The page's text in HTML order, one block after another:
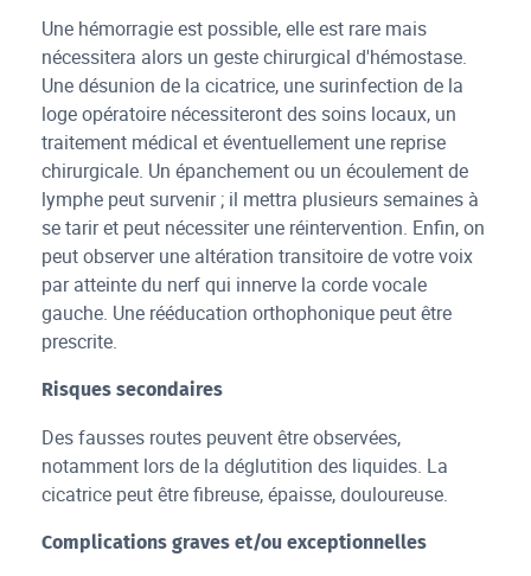
Une hémorragie est possible, elle est rare mais
nécessitera alors un geste chirurgical d'hémostase.
Une désunion de la cicatrice, une surinfection de la
loge opératoire nécessiteront des soins locaux, un
traitement médical et éventuellement une reprise
chirurgicale. Un épanchement ou un écoulement de
lymphe peut survenir ; il mettra plusieurs semaines à
se tarir et peut nécessiter une réintervention. Enfin, on
peut observer une altération transitoire de votre voix
par atteinte du nerf qui innerve la corde vocale
gauche. Une rééducation orthophonique peut être
prescrite.
Risques secondaires
Des fausses routes peuvent être observées,
notamment lors de la déglutition des liquides. La
cicatrice peut être fibreuse, épaisse, douloureuse.
Complications graves et/ou exceptionnelles